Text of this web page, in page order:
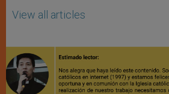
View all articles